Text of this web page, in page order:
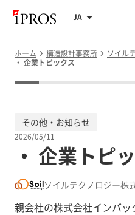
JA
ホーム 構造設計事務所
ソイル
・ 企業トピックス
その他・お知らせ
2026/05/11
・ 企業トピ
ソイルテクノロジー株
親会社の株式会社インバッ